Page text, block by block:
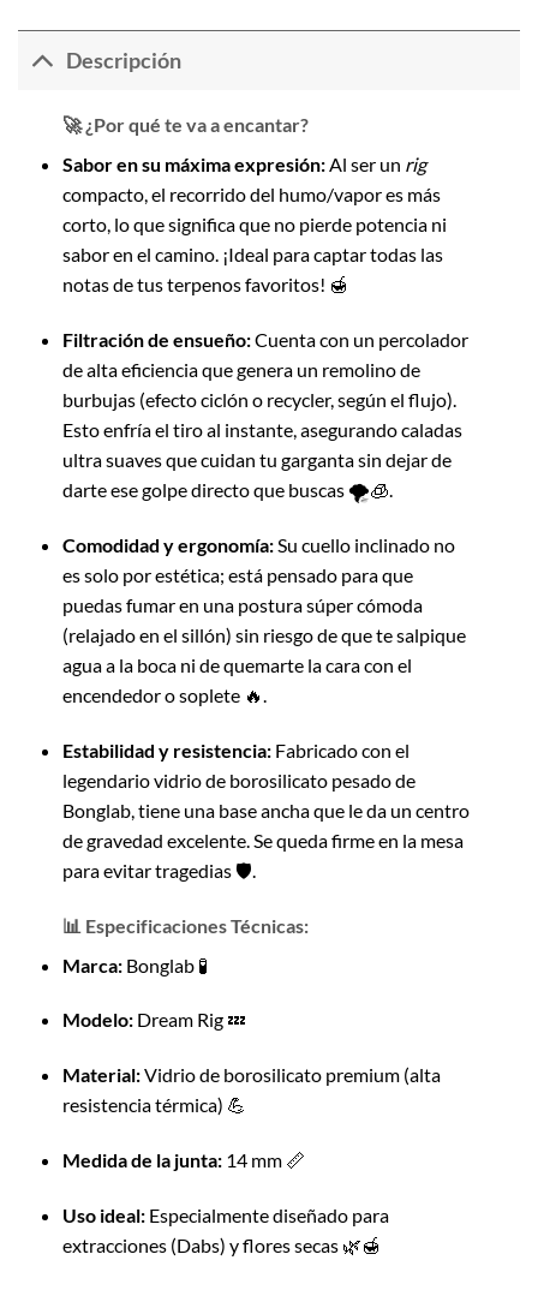
Descripción
🚀 ¿Por qué te va a encantar?
Sabor en su máxima expresión:Al ser un rig
compacto, el recorrido del humo/vapor es más
corto, lo que significa que no pierde potencia ni
sabor en el camino. ¡Ideal para captar todas las
notas de tus terpenos favoritos! 🍯
Filtración de ensueño:Cuenta con un percolador
de alta eficiencia que genera un remolino de
burbujas (efecto ciclón o recycler, según el flujo).
Esto enfría el tiro al instante, asegurando caladas
ultra suaves que cuidan tu garganta sin dejar de
darte ese golpe directo que buscas 🌪️🧊.
Comodidad y ergonomía:Su cuello inclinado no
es solo por estética; está pensado para que
puedas fumar en una postura súper cómoda
(relajado en el sillón) sin riesgo de que te salpique
agua a la boca ni de quemarte la cara con el
encendedor o soplete 🔥.
Estabilidad y resistencia:Fabricado con el
legendario vidrio de borosilicato pesado de
Bonglab, tiene una base ancha que le da un centro
de gravedad excelente. Se queda firme en la mesa
para evitar tragedias 🛡️.
📊 Especificaciones Técnicas:
Marca:Bonglab 🧪
Modelo:Dream Rig 💤
Material:Vidrio de borosilicato premium (alta
resistencia térmica) 💪
Medida de la junta:14 mm 📏
Uso ideal:Especialmente diseñado para
extracciones (Dabs) y flores secas 🌿🍯